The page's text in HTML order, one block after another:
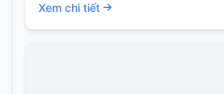
Xem chi tiết